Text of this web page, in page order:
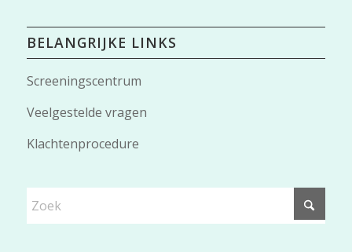
BELANGRIJKE LINKS
Screeningscentrum
Veelgestelde vragen
Klachtenprocedure